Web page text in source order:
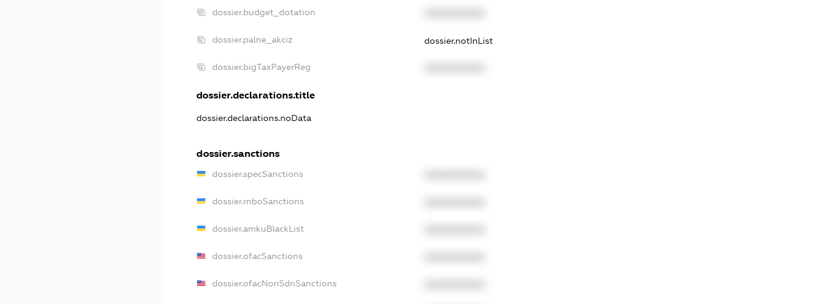
dossier.budget_dotation
dossier.palne_akciz dossier.notInList
dossier.bigTaxPayerReg
dossier.declarations.title
dossier.declarations.noData
dossier.sanctions
dossier.specSanctions
dossier.rnboSanctions
dossier.amkuBlackList
dossier.ofacSanctions
dossier.ofacNonSdnSanctions